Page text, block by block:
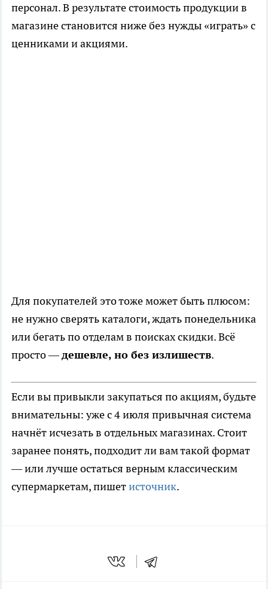
персонал. В результате стоимость продукции в
магазине становится ниже без нужды «играть» с
ценниками и акциями.
Для покупателей это тоже может быть плюсом:
не нужно сверять каталоги, ждать понедельника
или бегать по отделам в поисках скидки. Всё
просто —дешевле, но без излишеств.
Если вы привыкли закупаться по акциям, будьте
внимательны: уже с 4 июля привычная система
начнёт исчезать в отдельных магазинах. Стоит
заранее понять, подходит ли вам такой формат
— или лучше остаться верным классическим
супермаркетам, пишетисточник.